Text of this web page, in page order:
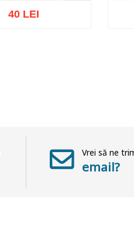
40 LEI
Vrei să ne
email?